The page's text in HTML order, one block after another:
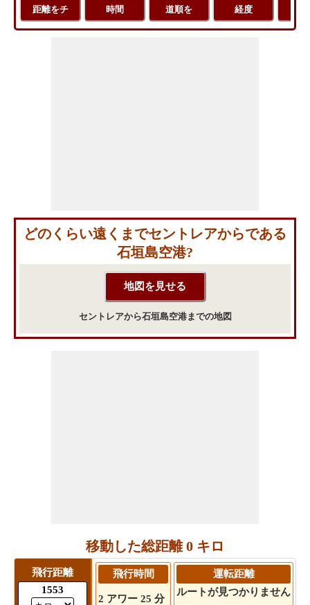
距離をチ
時間
道順を
経度
どのくらい遠くまでセントレアからである
石垣島空港?
セントレアから石垣島空港までの地図
移動した総距離 0 キロ
飛行距離
1553
飛行時間
2 アワー 25 分
運転距離
ルートが見つかりません